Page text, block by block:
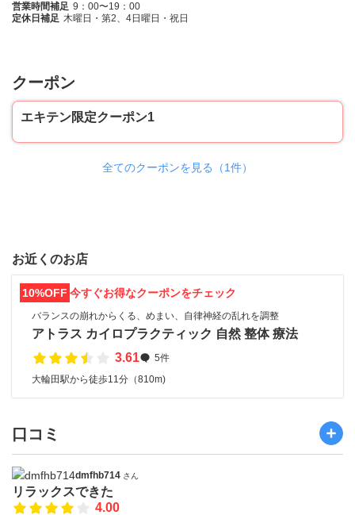
営業時間補足 9：00〜19：00
定休日補足 木曜日・第2、4日曜日・祝日
クーポン
エキテン限定クーポン1
全てのクーポンを見る（1件）
お近くのお店
10%OFF 今すぐお得なクーポンをチェック
バランスの崩れからくる、めまい、自律神経の乱れを調整
アトラス カイロプラクティック 自然 整体 療法
3.61
5件
大輪田駅から徒歩11分（810m)
口コミ
dmfhb714 さん
リラックスできた
4.00